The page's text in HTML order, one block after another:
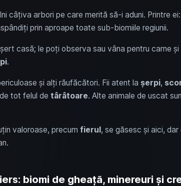
câțiva arbori pe care merită să-i aduni. Printre ei:
prin aproape toate sub-biomiile regiunii.
casă; le poți observa sau vâna pentru carne și
.
și alți răufăcători. Fii atent la șerpi,
tot felul de târâtoare. Alte animale de uscat
valoroase, precum fierul, se găsesc și aici,
biomi de gheață, minereuri și